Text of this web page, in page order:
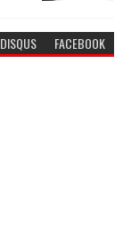
DISQUS FACEBOOK